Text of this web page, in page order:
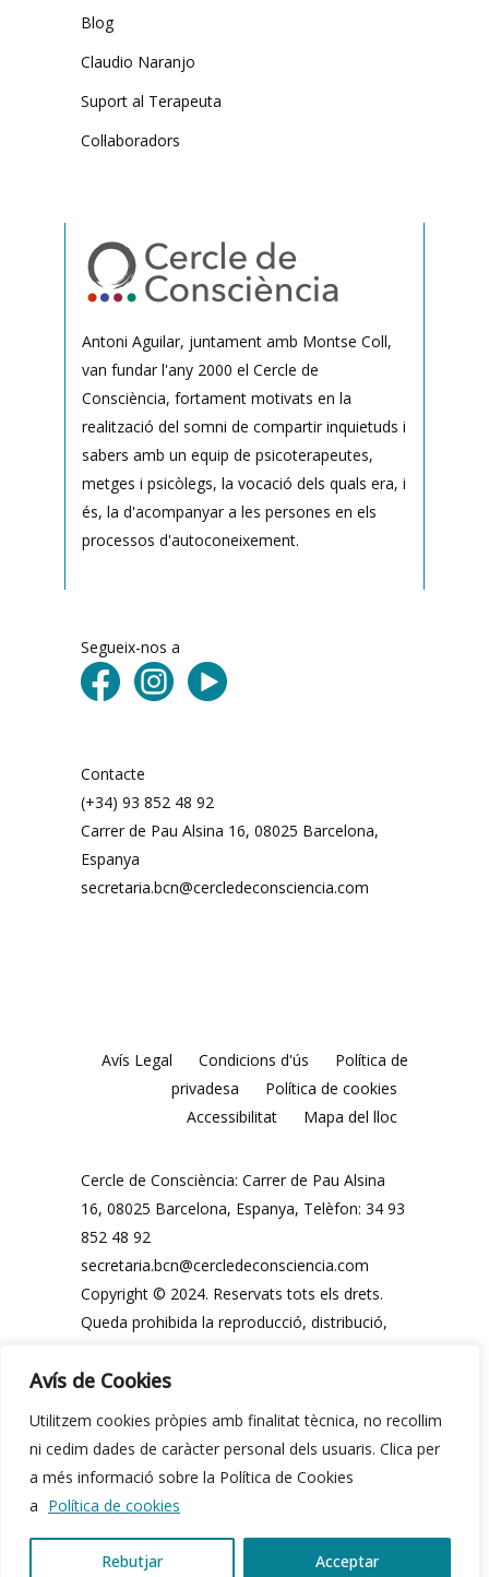
Avís de Cookies
Utilitzem cookies pròpies amb finalitat tècnica, no recollim
ni cedim dades de caràcter personal dels usuaris. Clica per
a més informació sobre la Política de Cookies
a Política de cookies
Rebutjar Acceptar
Blog
Claudio Naranjo
Suport al Terapeuta
Col·laboradors
Antoni Aguilar, juntament amb Montse Coll,
van fundar l'any 2000 el Cercle de
Consciència, fortament motivats en la
realització del somni de compartir inquietuds i
sabers amb un equip de psicoterapeutes,
metges i psicòlegs, la vocació dels quals era, i
és, la d'acompanyar a les persones en els
processos d'autoconeixement.
Segueix-nos a
Contacte
(+34) 93 852 48 92
Carrer de Pau Alsina 16, 08025 Barcelona, ​​
Espanya
secretaria.bcn@cercledeconsciencia.com
Avís Legal Condicions d'ús
Política de
privadesa
Política de cookies
Accessibilitat
Mapa del lloc
Cercle de Consciència: Carrer de Pau Alsina
16, 08025 Barcelona, ​​Espanya, Telèfon: 34 93
852 48 92
secretaria.bcn@cercledeconsciencia.com
Copyright © 2024. Reservats tots els drets.
Queda prohibida la reproducció, distribució,
parcial, dels continguts d'aquesta web, en
autorització prèvia i expressa per escrit del
Cercle de Consciència o dels seus legítims